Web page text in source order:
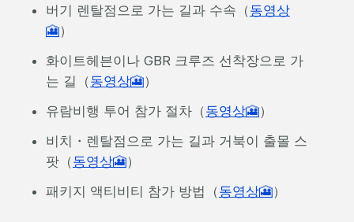
버기 렌탈점으로 가는 길과 수속（동영상
🎦）
화이트헤븐이나 GBR 크루즈 선착장으로 가
는 길（동영상🎦）
유람비행 투어 참가 절차（동영상🎦）
비치・렌탈점으로 가는 길과 거북이 출몰 스
팟（동영상🎦）
패키지 액티비티 참가 방법（동영상🎦）